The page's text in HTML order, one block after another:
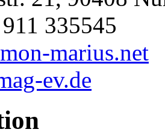
335545
marius.net
ev.de